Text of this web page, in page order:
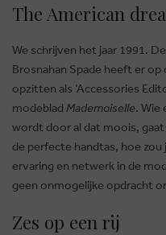
The American
We schrijven het jaar 1991.
Brosnahan Spade heeft er
opzitten als ‘Accessories
modeblad Mademoiselle. Wie
wordt door al dat moois,
de perfecte handtas, hoe zou
ervaring en netwerk in de
geen onmogelijke opdracht
Zes op een rij